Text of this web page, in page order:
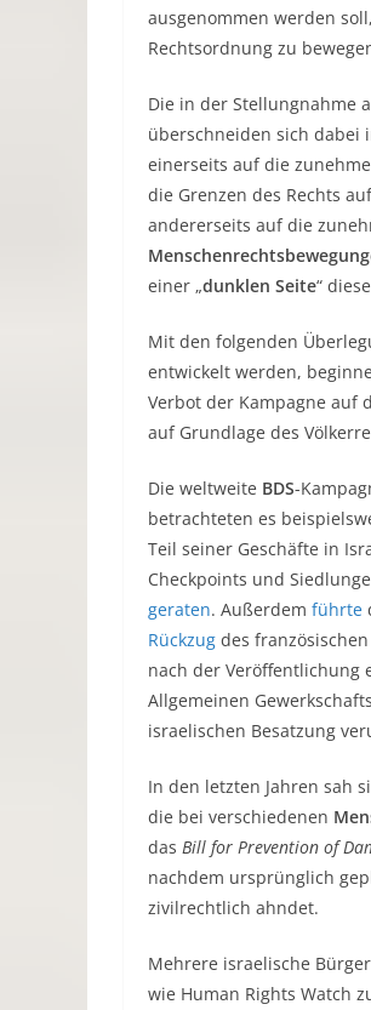
ausgenommen werden
Rechtsordnung zu
Die in der Stellungnahme
überschneiden sich dabei
einerseits auf die
die Grenzen des Rechts
andererseits auf die
einer „dunklen Seite“
Mit den folgenden
entwickelt werden,
Verbot der Kampagne auf
auf Grundlage des
Die weltweite BDS-
betrachteten es
Teil seiner Geschäfte in
Checkpoints und
geraten. Außerdem führte
Rückzug des
nach der Veröffentlichung
Allgemeinen
israelischen Besatzung
In den letzten Jahren sah
die bei verschiedenen
das Bill for Prevention of
nachdem ursprünglich
zivilrechtlich ahndet.
Mehrere israelische
wie Human Rights Watch